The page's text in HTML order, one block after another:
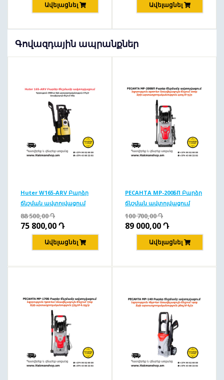
Ավելացնել Ավելացնել
Գովազդային ապրանքներ
Huter W165-ARV Բարձր
ճնշման ավտոլվացում
165բ/1900Վտ
88 500,00Դ
75 800,00Դ
Ավելացնել
РЕСАНТА MP-200БП Բարձր
ճնշման ավտոլվացում
200բ/2500Վտ
100 700,00Դ
89 000,00Դ
Ավելացնել